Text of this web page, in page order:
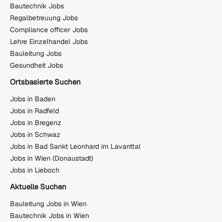
Bautechnik Jobs
Regalbetreuung Jobs
Compliance officer Jobs
Lehre Einzelhandel Jobs
Bauleitung Jobs
Gesundheit Jobs
Ortsbasierte Suchen
Jobs in Baden
Jobs in Radfeld
Jobs in Bregenz
Jobs in Schwaz
Jobs in Bad Sankt Leonhard im Lavanttal
Jobs in Wien (Donaustadt)
Jobs in Lieboch
Aktuelle Suchen
Bauleitung Jobs in Wien
Bautechnik Jobs in Wien